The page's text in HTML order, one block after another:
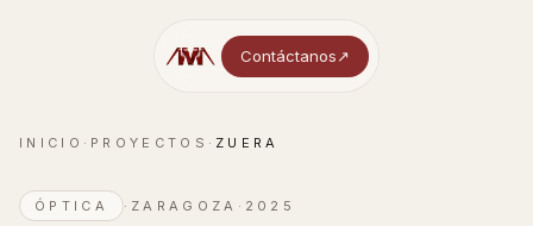
Contáctanos↗︎
INICIO · PROYECTOS · ZUERA
ÓPTICA · ZARAGOZA · 2025